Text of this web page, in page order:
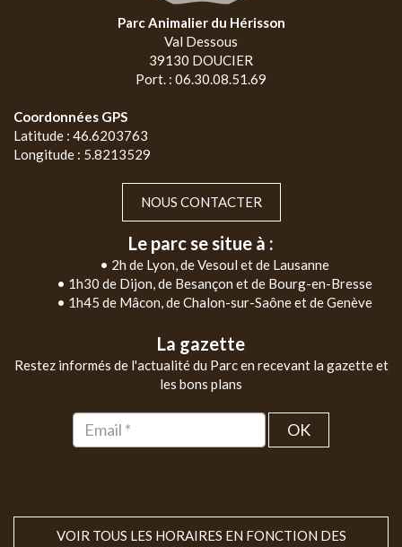
Parc Animalier du Hérisson
Val Dessous
39130 DOUCIER
Port. : 06.30.08.51.69
Coordonnées GPS
Latitude : 46.6203763
Longitude : 5.8213529
NOUS CONTACTER
Le parc se situe à :
• 2h de Lyon, de Vesoul et de Lausanne
• 1h30 de Dijon, de Besançon et de Bourg-en-Bresse
• 1h45 de Mâcon, de Chalon-sur-Saône et de Genève
La gazette
Restez informés de l'actualité du Parc en recevant la gazette et
les bons plans
OK
VOIR TOUS LES HORAIRES EN FONCTION DES